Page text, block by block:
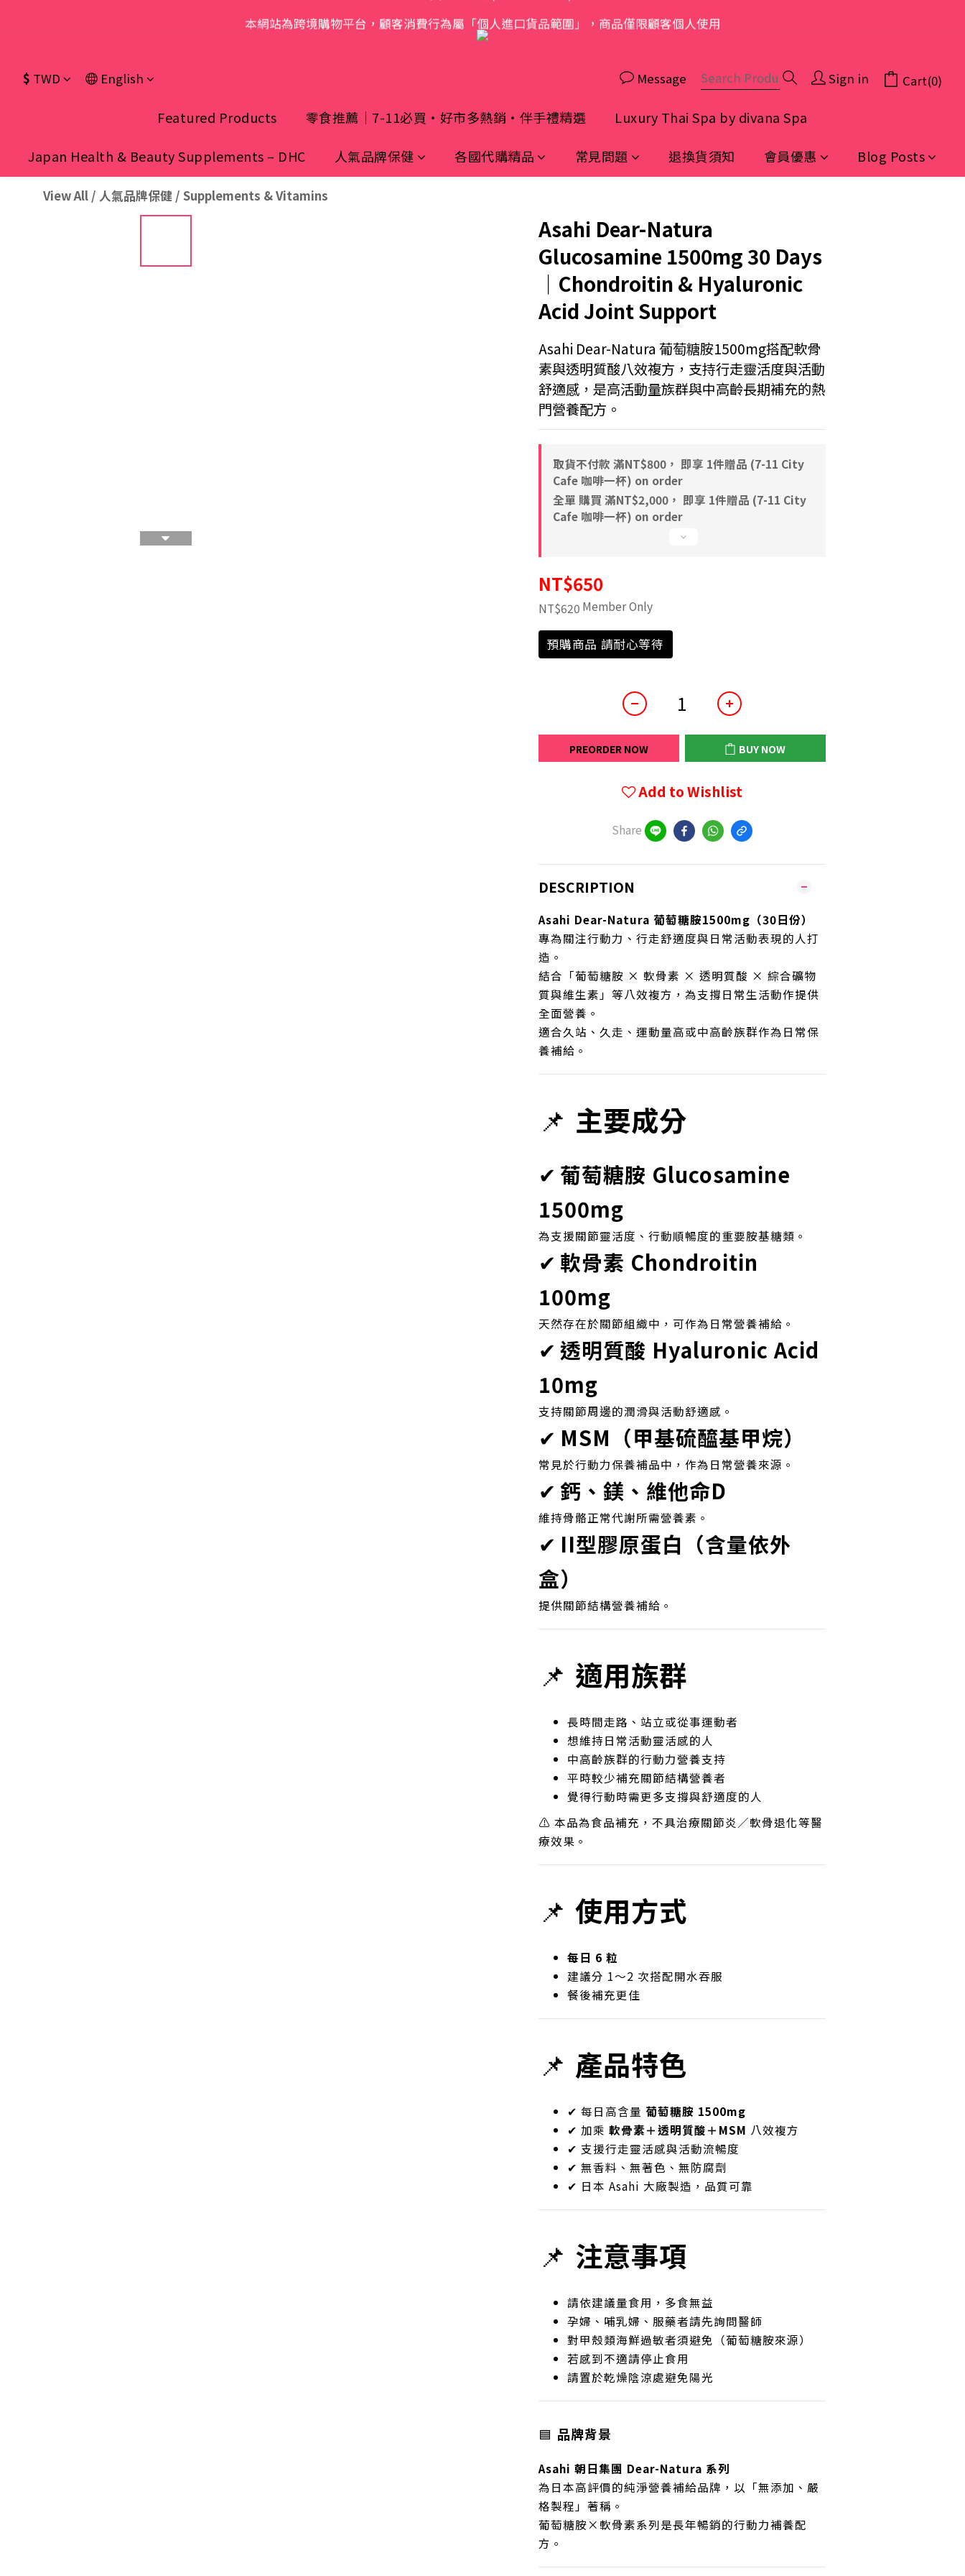
歡迎光臨 S.A.W
本網站為跨境購物平台，顧客消費行為屬「個人進口貨品範圍」，商品僅限顧客個人使用
歡迎光臨 S.A.W
$ TWD English Message Sign in Cart(0)
Featured Products 零食推薦｜7-11必買・好市多熱銷・伴手禮精選 Luxury Thai Spa by divana Spa
Japan Health & Beauty Supplements – DHC 人氣品牌保健 各國代購精品 常見問題 退換貨須知 會員優惠 Blog Posts
View All / 人氣品牌保健 / Supplements & Vitamins
Asahi Dear-Natura
Glucosamine 1500mg 30 Days
｜Chondroitin & Hyaluronic
Acid Joint Support
Asahi Dear-Natura 葡萄糖胺1500mg搭配軟骨
素與透明質酸八效複方，支持行走靈活度與活動
舒適感，是高活動量族群與中高齡長期補充的熱
門營養配方。
取貨不付款 滿NT$800， 即享 1件贈品 (7-11 City
Cafe 咖啡一杯) on order
全單 購買 滿NT$2,000， 即享 1件贈品 (7-11 City
Cafe 咖啡一杯) on order
NT$650
NT$620 Member Only
預購商品 請耐心等待
PREORDER NOW BUY NOW
Add to Wishlist
Share
DESCRIPTION
Asahi Dear-Natura 葡萄糖胺1500mg（30日份）
專為關注行動力、行走舒適度與日常活動表現的人打
造。
結合「葡萄糖胺 × 軟骨素 × 透明質酸 × 綜合礦物
質與維生素」等八效複方，為支撐日常生活動作提供
全面營養。
適合久站、久走、運動量高或中高齡族群作為日常保
養補給。
📌 主要成分
✔ 葡萄糖胺 Glucosamine
1500mg
為支援關節靈活度、行動順暢度的重要胺基糖類。
✔ 軟骨素 Chondroitin
100mg
天然存在於關節組織中，可作為日常營養補給。
✔ 透明質酸 Hyaluronic Acid
10mg
支持關節周邊的潤滑與活動舒適感。
✔ MSM（甲基硫醯基甲烷）
常見於行動力保養補品中，作為日常營養來源。
✔ 鈣、鎂、維他命D
維持骨骼正常代謝所需營養素。
✔ II型膠原蛋白（含量依外
盒）
提供關節結構營養補給。
📌 適用族群
長時間走路、站立或從事運動者
想維持日常活動靈活感的人
中高齡族群的行動力營養支持
平時較少補充關節結構營養者
覺得行動時需更多支撐與舒適度的人
⚠ 本品為食品補充，不具治療關節炎／軟骨退化等醫
療效果。
📌 使用方式
每日 6 粒
建議分 1～2 次搭配開水吞服
餐後補充更佳
📌 產品特色
✔ 每日高含量 葡萄糖胺 1500mg
✔ 加乘 軟骨素＋透明質酸＋MSM 八效複方
✔ 支援行走靈活感與活動流暢度
✔ 無香料、無著色、無防腐劑
✔ 日本 Asahi 大廠製造，品質可靠
📌 注意事項
請依建議量食用，多食無益
孕婦、哺乳婦、服藥者請先詢問醫師
對甲殼類海鮮過敏者須避免（葡萄糖胺來源）
若感到不適請停止食用
請置於乾燥陰涼處避免陽光
🟦 品牌背景
Asahi 朝日集團 Dear-Natura 系列
為日本高評價的純淨營養補給品牌，以「無添加、嚴
格製程」著稱。
葡萄糖胺×軟骨素系列是長年暢銷的行動力補養配
方。